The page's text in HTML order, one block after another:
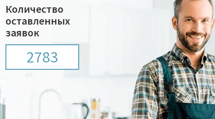
Количество
оставленных
заявок
2783